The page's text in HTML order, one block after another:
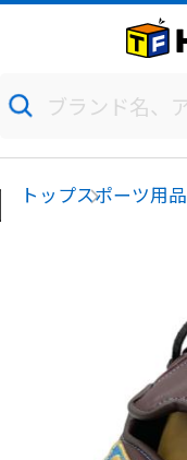
トップスポーツ用品